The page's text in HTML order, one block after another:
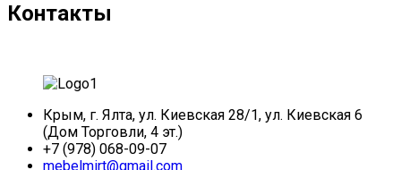
Контакты
Крым, г. Ялта, ул. Киевская 28/1, ул. Киевская 6
(Дом Торговли, 4 эт.)
+7 (978) 068-09-07
mebelmirt@gmail.com